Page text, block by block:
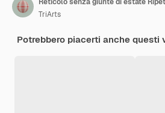
TriArts
Potrebbero piacerti anche questi